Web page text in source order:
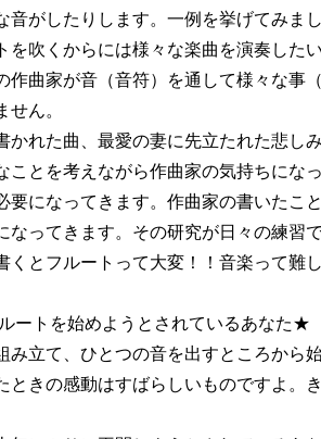
音がしたりします。一例を挙げてみま
を吹くからには様々な楽曲を演奏した
作曲家が音（音符）を通して様々な事
せん。
かれた曲、最愛の妻に先立たれた悲
ことを考えながら作曲家の気持ちにな
要になってきます。作曲家の書いたこ
なってきます。その研究が日々の練習
くとフルートって大変！！音楽って
ートを始めようとされているあなた★
み立て、ひとつの音を出すところから
ときの感動はすばらしいものですよ。